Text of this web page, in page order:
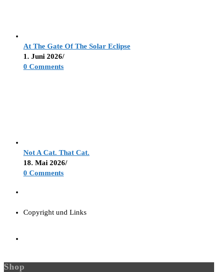
At The Gate Of The Solar Eclipse
1. Juni 2026/
0 Comments
Not A Cat. That Cat.
18. Mai 2026/
0 Comments
Copyright und Links
Shop